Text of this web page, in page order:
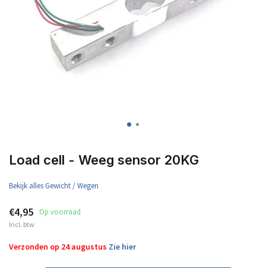
Load cell - Weeg sensor 20KG
Bekijk alles Gewicht / Wegen
€4,95 Op voorraad
Incl. btw
Verzonden op 24 augustus Zie hier